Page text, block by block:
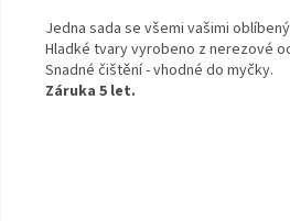
Jedna sada se všemi vašimi
Hladké tvary vyrobeno z nerezové
Snadné čištění - vhodné do myčky.
Záruka 5 let.